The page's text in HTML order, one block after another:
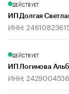
ДЕЙСТВУЕТ
ИП Долгая
ИНН:
ДЕЙСТВУЕТ
ИП Логинова
ИНН: